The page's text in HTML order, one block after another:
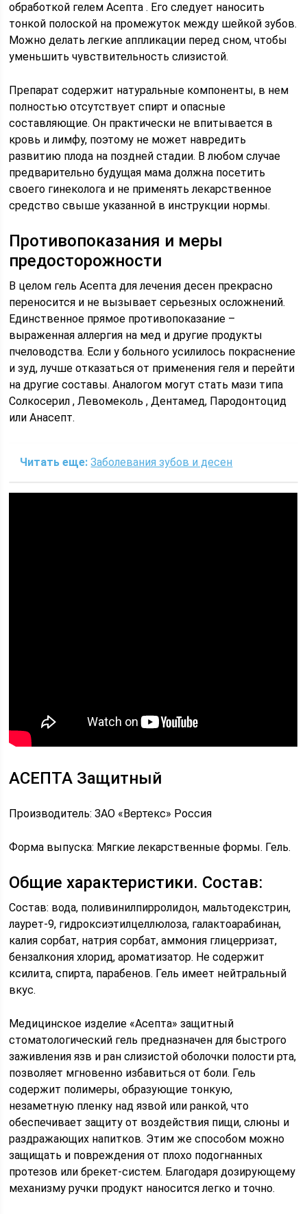
обработкой гелем Асепта . Его следует наносить
тонкой полоской на промежуток между шейкой зубов.
Можно делать легкие аппликации перед сном, чтобы
уменьшить чувствительность слизистой.
Препарат содержит натуральные компоненты, в нем
полностью отсутствует спирт и опасные
составляющие. Он практически не впитывается в
кровь и лимфу, поэтому не может навредить
развитию плода на поздней стадии. В любом случае
предварительно будущая мама должна посетить
своего гинеколога и не применять лекарственное
средство свыше указанной в инструкции нормы.
Противопоказания и меры
предосторожности
В целом гель Асепта для лечения десен прекрасно
переносится и не вызывает серьезных осложнений.
Единственное прямое противопоказание –
выраженная аллергия на мед и другие продукты
пчеловодства. Если у больного усилилось покраснение
и зуд, лучше отказаться от применения геля и перейти
на другие составы. Аналогом могут стать мази типа
Солкосерил , Левомеколь , Дентамед, Пародонтоцид
или Анасепт.
Читать еще: Заболевания зубов и десен
АСЕПТА Защитный
Производитель: ЗАО «Вертекс» Россия
Форма выпуска: Мягкие лекарственные формы. Гель.
Общие характеристики. Состав:
Состав: вода, поливинилпирролидон, мальтодекстрин,
лаурет-9, гидроксиэтилцеллюлоза, галактоарабинан,
калия сорбат, натрия сорбат, аммония глицерризат,
бензалкония хлорид, ароматизатор. Не содержит
ксилита, спирта, парабенов. Гель имеет нейтральный
вкус.
Медицинское изделие «Асепта» защитный
стоматологический гель предназначен для быстрого
заживления язв и ран слизистой оболочки полости рта,
позволяет мгновенно избавиться от боли. Гель
содержит полимеры, образующие тонкую,
незаметную пленку над язвой или ранкой, что
обеспечивает защиту от воздействия пищи, слюны и
раздражающих напитков. Этим же способом можно
защищать и повреждения от плохо подогнанных
протезов или брекет-систем. Благодаря дозирующему
механизму ручки продукт наносится легко и точно.